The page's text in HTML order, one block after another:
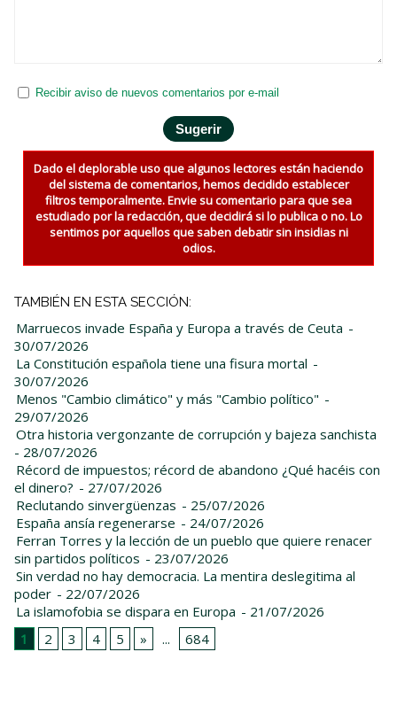
Recibir aviso de nuevos comentarios por e-mail
Dado el deplorable uso que algunos lectores están haciendo
del sistema de comentarios, hemos decidido establecer
filtros temporalmente. Envie su comentario para que sea
estudiado por la redacción, que decidirá si lo publica o no. Lo
sentimos por aquellos que saben debatir sin insidias ni
odios.
TAMBIÉN EN ESTA SECCIÓN:
Marruecos invade España y Europa a través de Ceuta -
30/07/2026
La Constitución española tiene una fisura mortal -
30/07/2026
Menos "Cambio climático" y más "Cambio político" -
29/07/2026
Otra historia vergonzante de corrupción y bajeza sanchista
- 28/07/2026
Récord de impuestos; récord de abandono ¿Qué hacéis con
el dinero? - 27/07/2026
Reclutando sinvergüenzas - 25/07/2026
España ansía regenerarse - 24/07/2026
Ferran Torres y la lección de un pueblo que quiere renacer
sin partidos políticos - 23/07/2026
Sin verdad no hay democracia. La mentira deslegitima al
poder - 22/07/2026
La islamofobia se dispara en Europa - 21/07/2026
1
2 3 4 5 » ... 684